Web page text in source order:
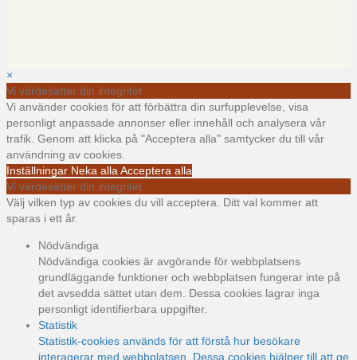
×
Vi värdesätter din integritet
Vi använder cookies för att förbättra din surfupplevelse, visa
personligt anpassade annonser eller innehåll och analysera vår
trafik. Genom att klicka på "Acceptera alla" samtycker du till vår
användning av cookies.
Inställningar Neka alla Acceptera alla
Vi värdesätter din integritet
Välj vilken typ av cookies du vill acceptera. Ditt val kommer att
sparas i ett år.
Nödvändiga
Nödvändiga cookies är avgörande för webbplatsens
grundläggande funktioner och webbplatsen fungerar inte på
det avsedda sättet utan dem. Dessa cookies lagrar inga
personligt identifierbara uppgifter.
Statistik
Statistik-cookies används för att förstå hur besökare
interagerar med webbplatsen. Dessa cookies hjälper till att ge